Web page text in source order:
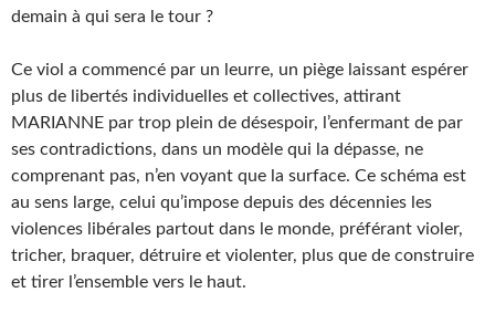
demain à qui sera le tour ?
Ce viol a commencé par un leurre, un piège laissant espérer
plus de libertés individuelles et collectives, attirant
MARIANNE par trop plein de désespoir, l’enfermant de par
ses contradictions, dans un modèle qui la dépasse, ne
comprenant pas, n’en voyant que la surface. Ce schéma est
au sens large, celui qu’impose depuis des décennies les
violences libérales partout dans le monde, préférant violer,
tricher, braquer, détruire et violenter, plus que de construire
et tirer l’ensemble vers le haut.